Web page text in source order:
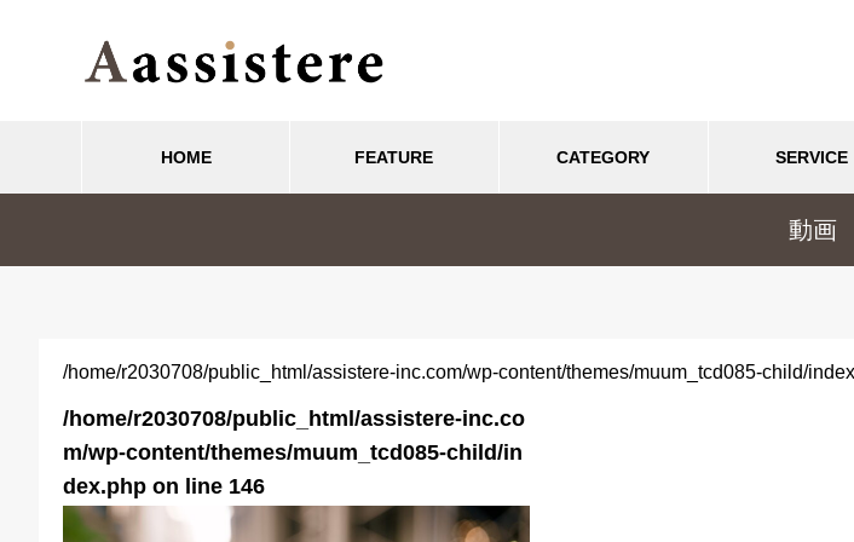
HOME FEATURE CATEGORY SERVICE
最近の記事
ている
2023.05.02
集客・集患においては、キーワー
2023.05.02
SNS デ
ード流入数が多い方が良い
客・集患効
募集人数を増やして採用コスト
動画
/home/r2030708/public_html/assistere-inc.com/wp-content/themes/muum_tcd085-child/
/home/r2030708/public_html/assistere-inc.co
m/wp-content/themes/muum_tcd085-child/in
dex.php on line 146
">